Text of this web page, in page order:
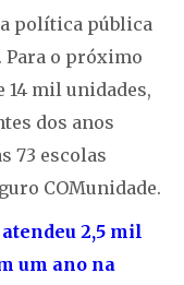
política pública
Para o próximo
14 mil unidades,
dos anos
73 escolas
COMunidade.
2,5 mil
um ano na